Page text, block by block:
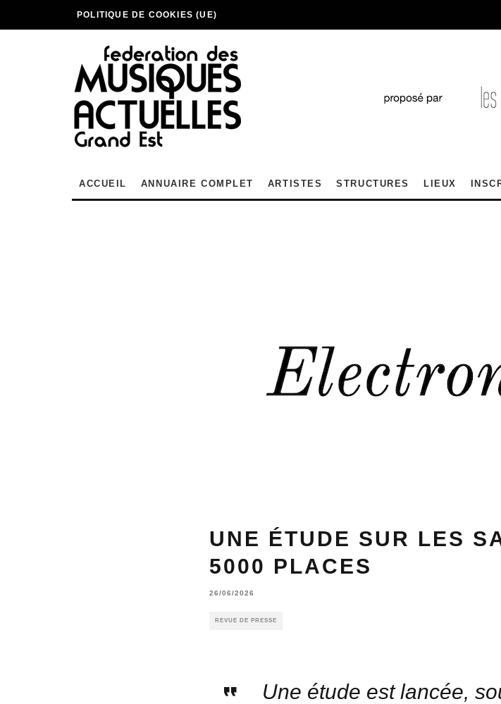
POLITIQUE DE COOKIES (UE)
ACCUEIL ANNUAIRE COMPLET ARTISTES STRUCTURES LIEUX
UNE ÉTUDE SUR LES
5000 PLACES
26/06/2026
REVUE DE PRESSE
Une étude est lancée,